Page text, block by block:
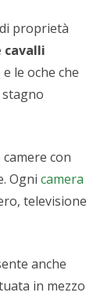
proprietà
cavalli
le oche che
con
Ogni camera
televisione
anche
in mezzo